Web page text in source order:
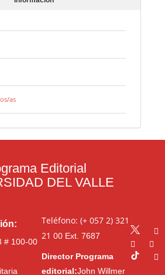
as
Editorial
DEL VALLE
# 100-00
Teléfono: (+ 057 2) 321
21 00Ext. 7687
Director Programa
editorial:John Willmer